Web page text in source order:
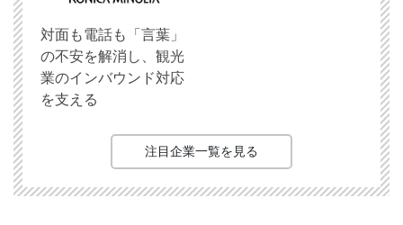
対面も電話も「言葉」
の不安を解消し、観光
業のインバウンド対応
を支える
注目企業一覧を見る